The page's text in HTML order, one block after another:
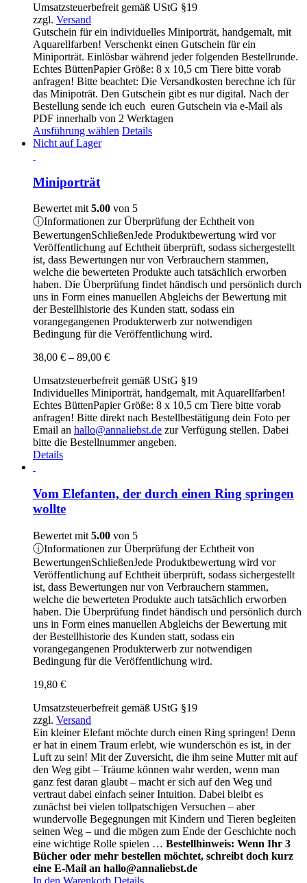
bis
Umsatzsteuerbefreit gemäß UStG §19
zzgl. Versand
Gutschein für ein individuelles Miniporträt, handgemalt, mit
Aquarellfarben! Verschenkt einen Gutschein für ein
Miniporträt. Einlösbar während jeder folgenden Bestellrunde.
Echtes BüttenPapier Größe: 8 x 10,5 cm Tiere bitte vorab
anfragen! Bitte beachtet: Die Versandkosten berechne ich für
das Minipoträt. Den Gutschein gibt es nur digital. Nach der
Bestellung sende ich euch euren Gutschein via e-Mail als
PDF innerhalb von 2 Werktagen
Ausführung wählen Dieses
Die
Optionen
können
auf
der
Produktseite
gewählt
werden
Details
Nicht auf Lager
Miniporträt
Bewertet mit 5.00 von 5
ⓘInformationen zur Überprüfung der Echtheit von
BewertungenSchließenJede Produktbewertung wird vor
Veröffentlichung auf Echtheit überprüft, sodass sichergestellt
ist, dass Bewertungen nur von Verbrauchern stammen,
welche die bewerteten Produkte auch tatsächlich erworben
haben. Die Überprüfung findet händisch und persönlich durch
uns in Form eines manuellen Abgleichs der Bewertung mit
der Bestellhistorie des Kunden statt, sodass ein
vorangegangenen Produkterwerb zur notwendigen
Bedingung für die Veröffentlichung wird.
38,00 € – 89,00 €Preisspanne:
bis
89,00 €
Umsatzsteuerbefreit gemäß UStG §19
Individuelles Miniporträt, handgemalt, mit Aquarellfarben!
Echtes BüttenPapier Größe: 8 x 10,5 cm Tiere bitte vorab
anfragen! Bitte direkt nach Bestellbestätigung dein Foto per
Email an hallo@annaliebst.de zur Verfügung stellen. Dabei
bitte die Bestellnummer angeben.
Details
Vom Elefanten, der durch einen Ring springen
wollte
Bewertet mit 5.00 von 5
ⓘInformationen zur Überprüfung der Echtheit von
BewertungenSchließenJede Produktbewertung wird vor
Veröffentlichung auf Echtheit überprüft, sodass sichergestellt
ist, dass Bewertungen nur von Verbrauchern stammen,
welche die bewerteten Produkte auch tatsächlich erworben
haben. Die Überprüfung findet händisch und persönlich durch
uns in Form eines manuellen Abgleichs der Bewertung mit
der Bestellhistorie des Kunden statt, sodass ein
vorangegangenen Produkterwerb zur notwendigen
Bedingung für die Veröffentlichung wird.
19,80 €
Umsatzsteuerbefreit gemäß UStG §19
zzgl. Versand
Ein kleiner Elefant möchte durch einen Ring springen! Denn
er hat in einem Traum erlebt, wie wunderschön es ist, in der
Luft zu sein! Mit der Zuversicht, die ihm seine Mutter mit auf
den Weg gibt – Träume können wahr werden, wenn man
ganz fest daran glaubt – macht er sich auf den Weg und
vertraut dabei einfach seiner Intuition. Dabei bleibt es
zunächst bei vielen tollpatschigen Versuchen – aber
wundervolle Begegnungen mit Kindern und Tieren begleiten
seinen Weg – und die mögen zum Ende der Geschichte noch
eine wichtige Rolle spielen … Bestellhinweis: Wenn Ihr 3
Bücher oder mehr bestellen möchtet, schreibt doch kurz
eine E-Mail an hallo@annaliebst.de
In den Warenkorb Details